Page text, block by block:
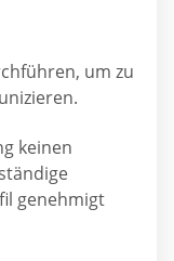
um zu
keinen
genehmigt